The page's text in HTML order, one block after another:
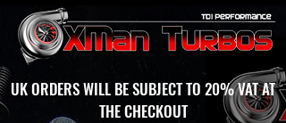
UK ORDERS WILL BE SUBJECT TO 20% VAT AT
THE CHECKOUT